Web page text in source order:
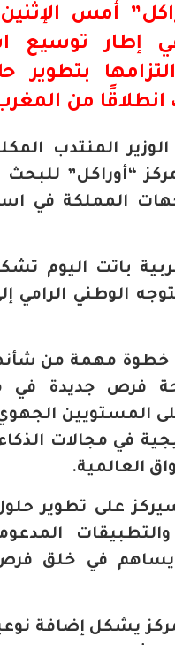
أمس الإثنين
إطار توسيع
بتطوير
من
المنتدب
“أوراكل” للبحث
المملكة في
باتت اليوم
الوطني الرامي إلى
خطوة مهمة من
فرص جديدة في
المستويين الجهوي
في مجالات
العالمية.
على تطوير
والتطبيقات
يساهم في خلق
يشكل إضافة